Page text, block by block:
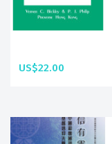
US$22.00